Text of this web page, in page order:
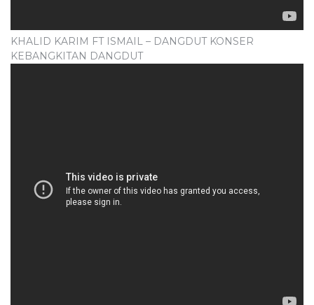
KHALID KARIM FT ISMAIL – DANGDUT KONSER
KEBANGKITAN DANGDUT